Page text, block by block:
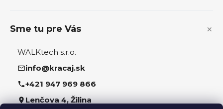
Sme tu pre Vás
WALKtech s.r.o.
info@kracaj.sk
+421 947 969 866
Lenčova 4, Žilina